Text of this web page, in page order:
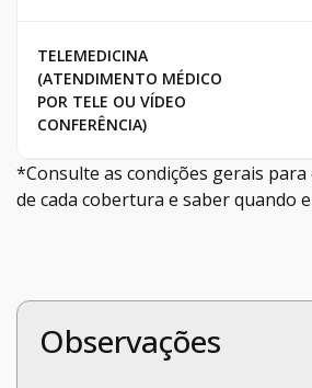
TELEMEDICINA
(ATENDIMENTO MÉDICO
POR TELE OU VÍDEO
CONFERÊNCIA)
*Consulte as condições gerais
de cada cobertura e saber quando
Observações